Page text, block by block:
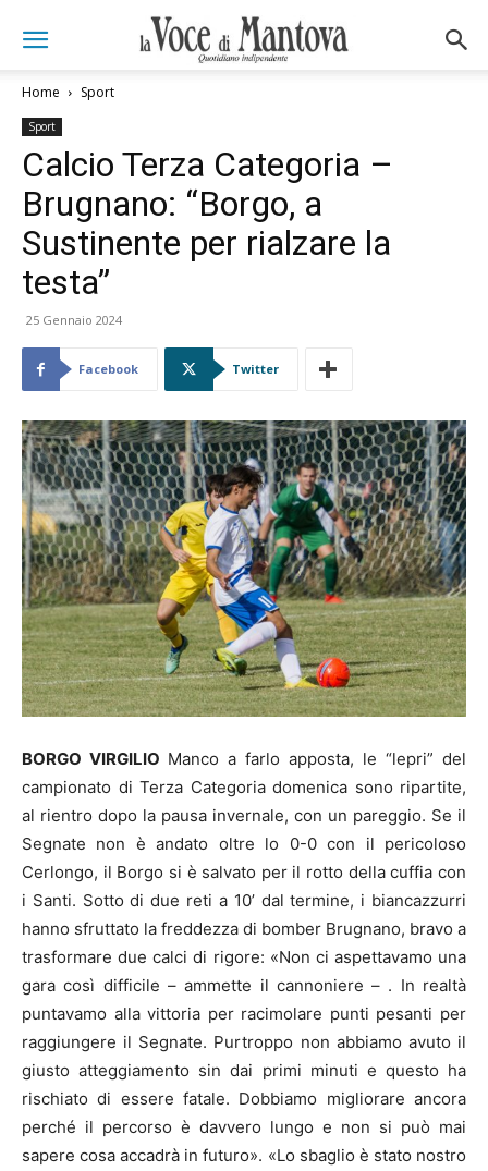
Home Sport
Sport
Calcio Terza Categoria –
Brugnano: “Borgo, a
Sustinente per rialzare la
testa”
25 Gennaio 2024
Facebook Twitter
BORGO VIRGILIO Manco a farlo apposta, le “lepri” del
campionato di Terza Categoria domenica sono ripartite,
al rientro dopo la pausa invernale, con un pareggio. Se il
Segnate non è andato oltre lo 0-0 con il pericoloso
Cerlongo, il Borgo si è salvato per il rotto della cuffia con
i Santi. Sotto di due reti a 10’ dal termine, i biancazzurri
hanno sfruttato la freddezza di bomber Brugnano, bravo a
trasformare due calci di rigore: «Non ci aspettavamo una
gara così difficile – ammette il cannoniere – . In realtà
puntavamo alla vittoria per racimolare punti pesanti per
raggiungere il Segnate. Purtroppo non abbiamo avuto il
giusto atteggiamento sin dai primi minuti e questo ha
rischiato di essere fatale. Dobbiamo migliorare ancora
perché il percorso è davvero lungo e non si può mai
sapere cosa accadrà in futuro». «Lo sbaglio è stato nostro